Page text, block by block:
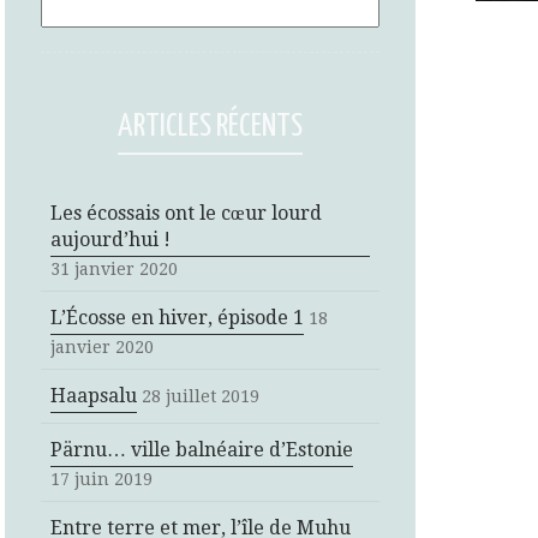
ARTICLES RÉCENTS
Les écossais ont le cœur lourd
aujourd’hui !
31 janvier 2020
L’Écosse en hiver, épisode 1 18
janvier 2020
Haapsalu 28 juillet 2019
Pärnu… ville balnéaire d’Estonie
17 juin 2019
Entre terre et mer, l’île de Muhu